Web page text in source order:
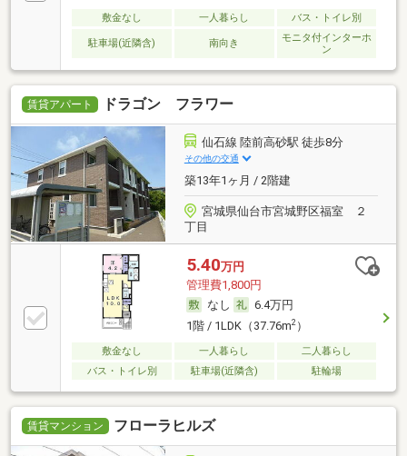
敷金なし 一人暮らし バス・トイレ別
駐車場(近隣含) 南向き
モニタ付インターホ
ン
賃貸アパート ドラゴン フラワー
仙石線 陸前高砂駅 徒歩8分
その他の交通
築13年1ヶ月 / 2階建
宮城県仙台市宮城野区福室 ２
丁目
5.40万円
管理費1,800円
なし
6.4万円
1階 / 1LDK（37.76m2）
敷金なし 一人暮らし
二人暮らし
バス・トイレ別
駐車場(近隣含) 駐輪場
賃貸マンション フローラヒルズ